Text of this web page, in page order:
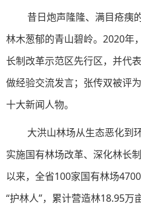
昔日炮声隆隆、满目疮痍
林木葱郁的青山碧岭。2020年
长制改革示范区先行区，并代
做经验交流发言；张传双被评
十大新闻人物。
大洪山林场从生态恶化到
实施国有林场改革、深化林长
以来，全省100家国有林场
“护林人”，累计营造林18.95